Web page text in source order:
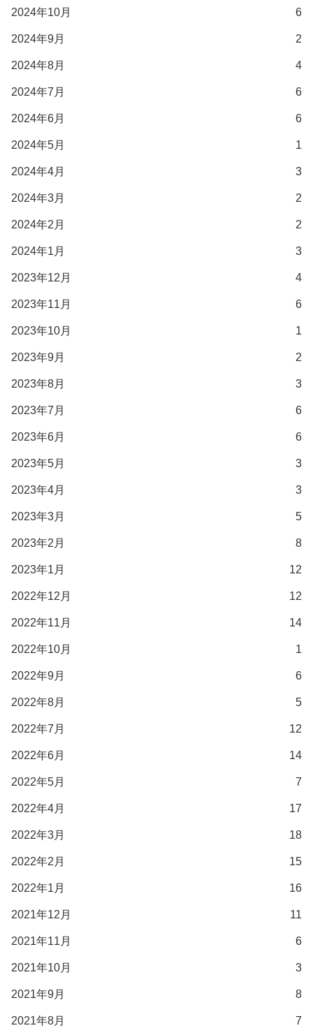
2024年10月 6
2024年9月 2
2024年8月 4
2024年7月 6
2024年6月 6
2024年5月 1
2024年4月 3
2024年3月 2
2024年2月 2
2024年1月 3
2023年12月 4
2023年11月 6
2023年10月 1
2023年9月 2
2023年8月 3
2023年7月 6
2023年6月 6
2023年5月 3
2023年4月 3
2023年3月 5
2023年2月 8
2023年1月 12
2022年12月 12
2022年11月 14
2022年10月 1
2022年9月 6
2022年8月 5
2022年7月 12
2022年6月 14
2022年5月 7
2022年4月 17
2022年3月 18
2022年2月 15
2022年1月 16
2021年12月 11
2021年11月 6
2021年10月 3
2021年9月 8
2021年8月 7